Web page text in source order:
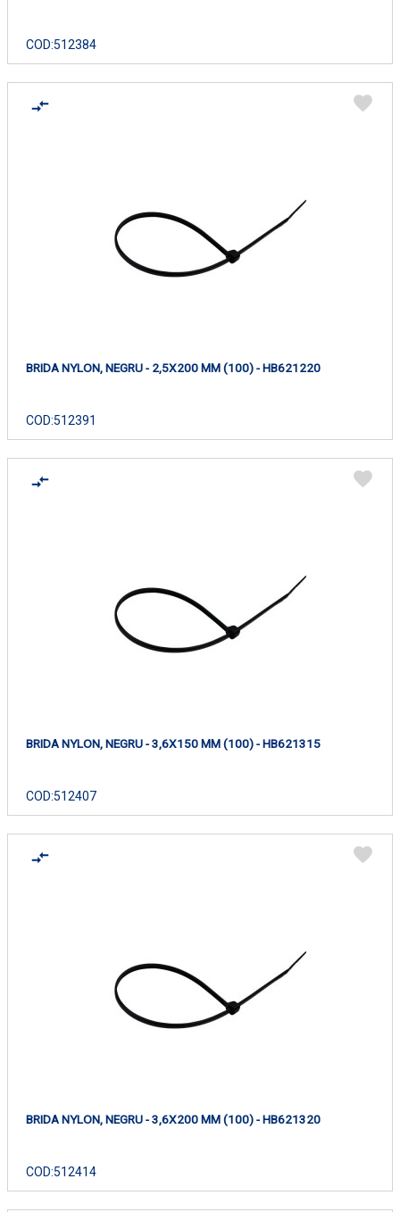
COD:512384
BRIDA NYLON, NEGRU - 2,5X200 MM (100) - HB621220
COD:512391
BRIDA NYLON, NEGRU - 3,6X150 MM (100) - HB621315
COD:512407
BRIDA NYLON, NEGRU - 3,6X200 MM (100) - HB621320
COD:512414